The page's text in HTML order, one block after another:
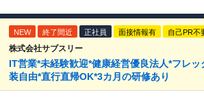
NEW 終了間近 正社員 面接情報有 自己PR不
株式会社サブスリー
IT営業*未経験歓迎*健康経営優良法⼈*フレ
装自由*直行直帰OK*3カ月の研修あり